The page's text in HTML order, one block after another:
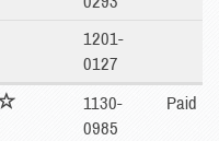
1201-
0127
1130-
0985
Paid